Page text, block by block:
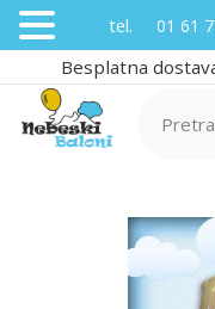
Besplatna
tel. 01 61 77